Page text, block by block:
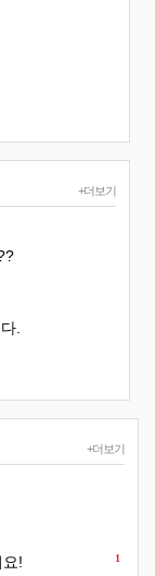
+더보기
.
+더보기
1
!